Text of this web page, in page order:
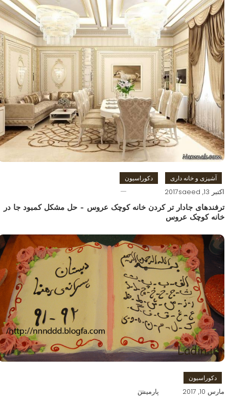
آشپزی و خانه داری دکوراسیون
اکتبر 13, 2017 saeed
ترفندهای جادار تر کردن خانه کوچک عروس – حل مشکل کمبود جا در
خانه کوچک عروس
دکوراسیون
مارس 10, 2017 پارمیس